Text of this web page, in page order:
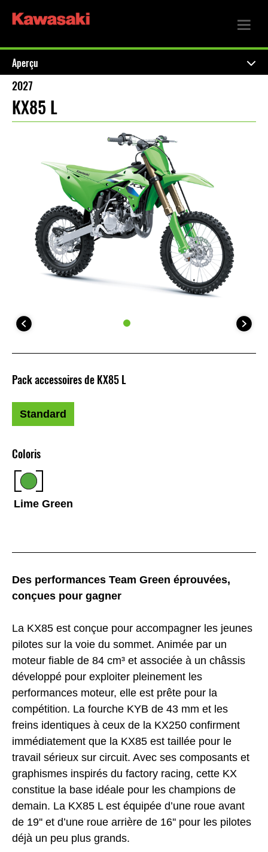
Aperçu
2027
KX85 L
Des performances Team Green éprouvées,
conçues pour gagner
La KX85 est conçue pour accompagner les jeunes
pilotes sur la voie du sommet. Animée par un
moteur fiable de 84 cm³ et associée à un châssis
développé pour exploiter pleinement les
performances moteur, elle est prête pour la
compétition. La fourche KYB de 43 mm et les
freins identiques à ceux de la KX250 confirment
immédiatement que la KX85 est taillée pour le
travail sérieux sur circuit. Avec ses composants et
graphismes inspirés du factory racing, cette KX
constitue la base idéale pour les champions de
demain. La KX85 L est équipée d’une roue avant
de 19'' et d’une roue arrière de 16'' pour les pilotes
déjà un peu plus grands.
Coloris
Lime Green
Pack accessoires de KX85 L
Standard